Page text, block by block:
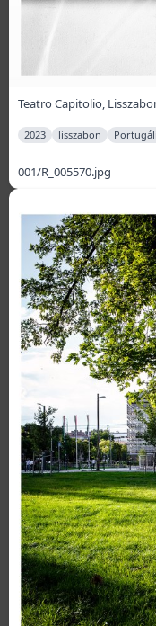
Teatro Capitolio,
2023 lisszabon
001/R_005570.jpg